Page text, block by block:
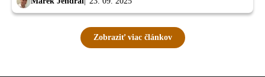
Zobraziť viac článkov